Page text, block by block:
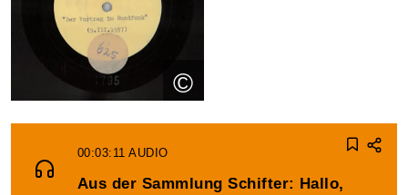
©
00:03:11AUDIO
Aus der Sammlung Schifter: Hallo,